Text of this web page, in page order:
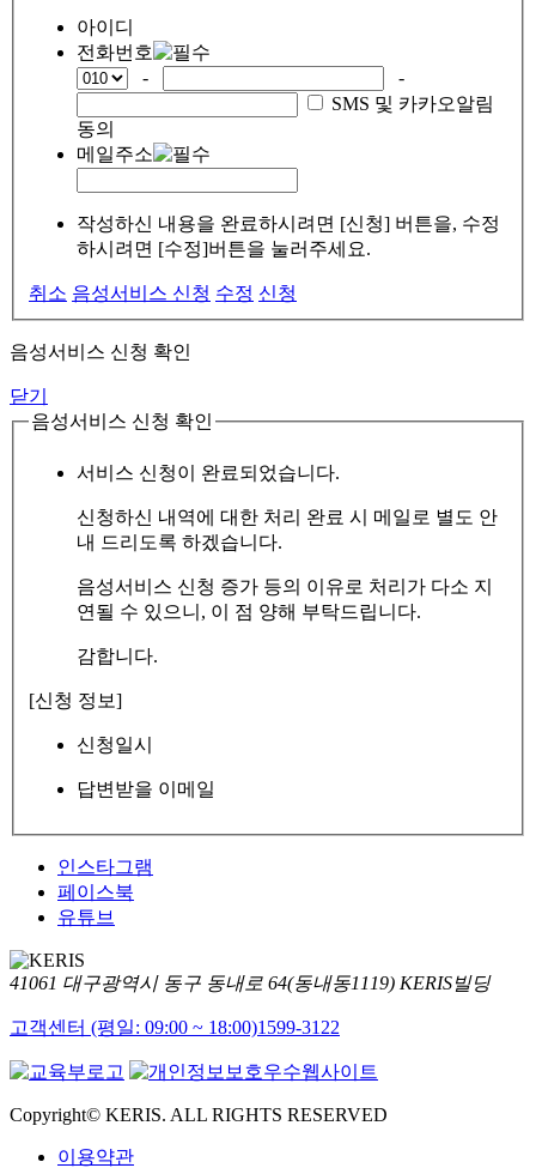
아이디
전화번호
-
-
SMS 및 카카오알림
동의
메일주소
작성하신 내용을 완료하시려면 [신청] 버튼을, 수정
하시려면 [수정]버튼을 눌러주세요.
취소 음성서비스 신청 수정 신청
음성서비스 신청 확인
닫기
음성서비스 신청 확인
서비스 신청이 완료되었습니다.
신청하신 내역에 대한 처리 완료 시 메일로 별도 안
내 드리도록 하겠습니다.
음성서비스 신청 증가 등의 이유로 처리가 다소 지
연될 수 있으니, 이 점 양해 부탁드립니다.
감합니다.
[신청 정보]
신청일시
답변받을 이메일
인스타그램
페이스북
유튜브
41061 대구광역시 동구 동내로 64(동내동1119) KERIS빌딩
고객센터 (평일: 09:00 ~ 18:00)1599-3122
Copyright© KERIS. ALL RIGHTS RESERVED
이용약관